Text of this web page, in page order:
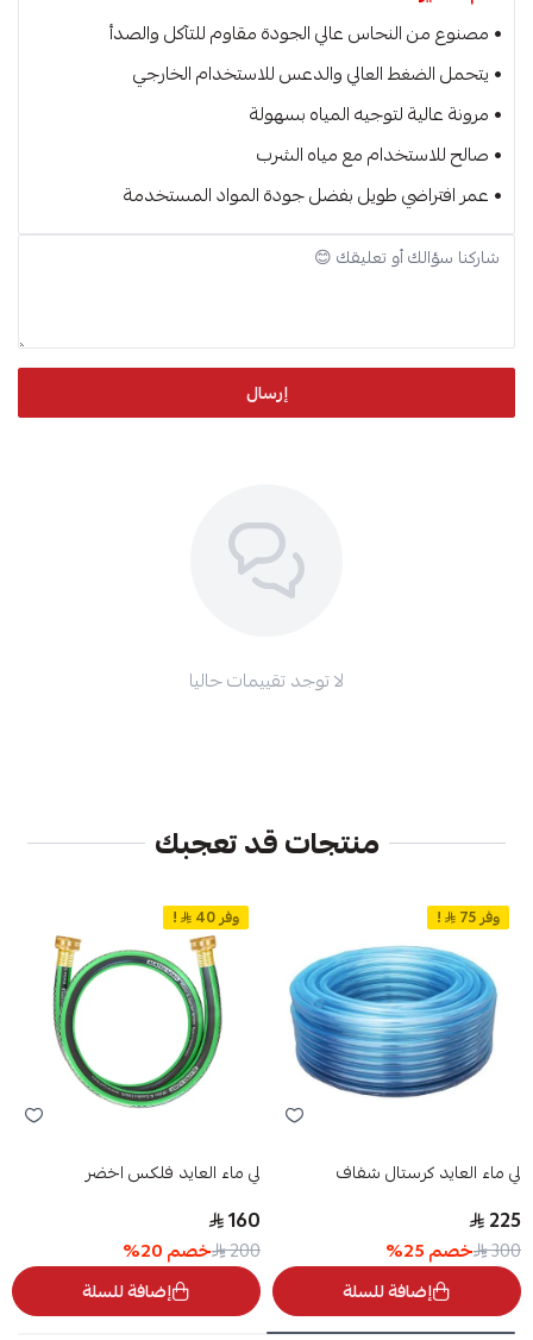
• مصنوع من النحاس عالي الجودة مقاوم للتآكل والصدأ
• يتحمل الضغط العالي والدعس للاستخدام الخارجي
• مرونة عالية لتوجيه المياه بسهولة
• صالح للاستخدام مع مياه الشرب
• عمر افتراضي طويل بفضل جودة المواد المستخدمة
إرسال
لا توجد تقييمات حاليا
منتجات قد تعجبك
وفر 75 !
لي ماء العايد كرستال شفاف
225
300 خصم25
%
إضافة للسلة
وفر 40 !
لي ماء العايد فلكس اخضر
160
200 خصم20
%
إضافة للسلة